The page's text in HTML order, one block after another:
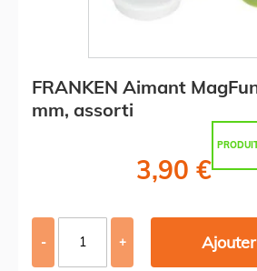
FRANKEN Aimant
mm, assorti
3,90 €
- +